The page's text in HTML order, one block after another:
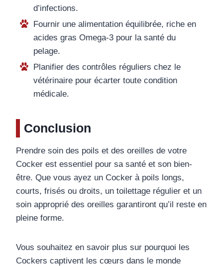
d’infections.
Fournir une alimentation équilibrée, riche en
acides gras Omega-3 pour la santé du
pelage.
Planifier des contrôles réguliers chez le
vétérinaire pour écarter toute condition
médicale.
Conclusion
Prendre soin des poils et des oreilles de votre
Cocker est essentiel pour sa santé et son bien-
être. Que vous ayez un Cocker à poils longs,
courts, frisés ou droits, un toilettage régulier et un
soin approprié des oreilles garantiront qu’il reste en
pleine forme.
Vous souhaitez en savoir plus sur pourquoi les
Cockers captivent les cœurs dans le monde